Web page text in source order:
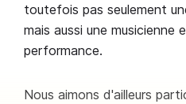
toutefois pas seulement
mais aussi une musicienne
performance.
Nous aimons d'ailleurs